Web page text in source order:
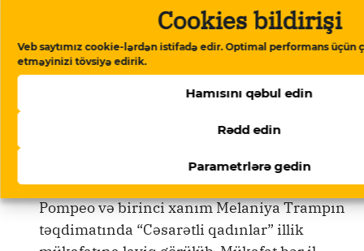
Cookies bildirişi
Veb saytımız cookie-lərdən istifadə edir. Optimal performans üçün
etməyinizi tövsiyə edirik.
Hamısını qəbul edin
Rədd edin
Parametrlərə gedin
2020-
ci ildə
isə, o,
Vaşin
qtond
olunm
uş mərasimdə ABŞ Dövlət katibi Mayk
Pompeo və birinci xanım Melaniya Trampın
təqdimatında “Cəsarətli qadınlar” illik